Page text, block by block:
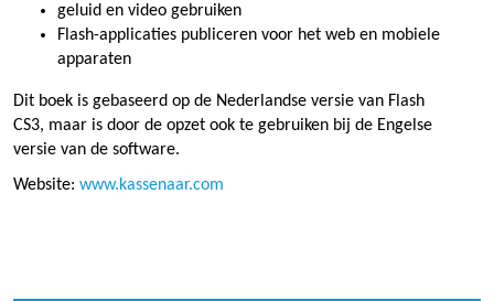
geluid en video gebruiken
Flash-applicaties publiceren voor het web en mobiele
apparaten
Dit boek is gebaseerd op de Nederlandse versie van Flash
CS3, maar is door de opzet ook te gebruiken bij de Engelse
versie van de software.
Website: www.kassenaar.com